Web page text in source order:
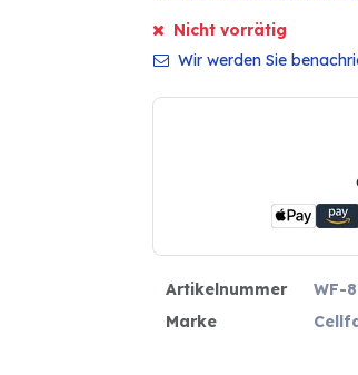
Nicht vorrätig
Wir werden Sie
Artikelnummer
WF-
Marke